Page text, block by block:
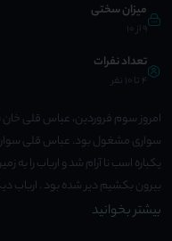
میزان سختی
9 از 10
تعداد نفرات
4 تا 10 نفر
امروز سوم فروردین، عباس قلی
سواری مشغول بود. عباس قلی
یکباره اسب نا آرام شد و ارباب را به
بیرون بکشیم دیر شده بود . ارباب
بیشتر بخوانید